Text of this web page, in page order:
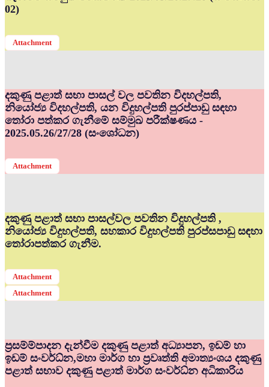
02)
Attachment
දකුණු පළාත් සභා පාසල් වල පවතින විදහල්පති,
නියෝජ්‍ය විදහල්පති, යන විදුහල්පති පුරප්පාඩු සඳහා
තෝරා පත්කර ගැනීමේ සම්මුඛ පරීක්ෂණය -
2025.05.26/27/28 (සංශෝධන)
Attachment
දකුණු පළාත් සභා පාසල්වල පවතින විදුහල්පති ,
නියෝජ්‍ය විදුහල්පති, සහකාර විදුහල්පති පුරප්සපාඩු සඳහා
තෝරාපත්කර ගැනීම.
Attachment
Attachment
ප්‍රසම්ම්පාදන දැන්වීම දකුණු පළාත් අධ්‍යාපන, ඉඩම් හා
ඉඩම් සංවර්ධ්‍න,මහා මාර්ග හා ප්‍රවෘත්ති අමාත්‍යංශය දකුණු
පළාත් සභාව දකුණු පළාත් මාර්ග සංවර්ධ්‍න අධිකාරිය